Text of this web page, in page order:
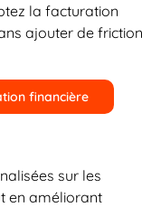
la facturation
ajouter de friction
financière
sur les
en améliorant